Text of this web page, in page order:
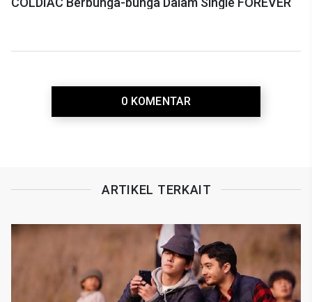
0 KOMENTAR
ARTIKEL TERKAIT